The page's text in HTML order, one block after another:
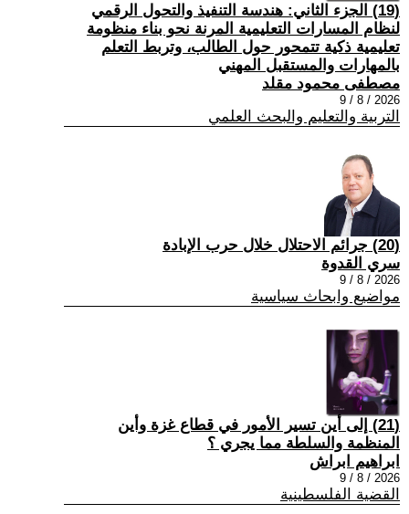
(19) الجزء الثاني: هندسة التنفيذ والتحول الرقمي
لنظام المسارات التعليمية المرنة نحو بناء منظومة
تعليمية ذكية تتمحور حول الطالب، وتربط التعلم
بالمهارات والمستقبل المهني
مصطفى محمود مقلد
2026 / 8 / 9
التربية والتعليم والبحث العلمي
(20) جرائم الاحتلال خلال حرب الإبادة
سري القدوة
2026 / 8 / 9
مواضيع وابحاث سياسية
(21) إلى أين تسير الأمور في قطاع غزة وأين
المنظمة والسلطة مما يجري ؟
ابراهيم ابراش
2026 / 8 / 9
القضية الفلسطينية